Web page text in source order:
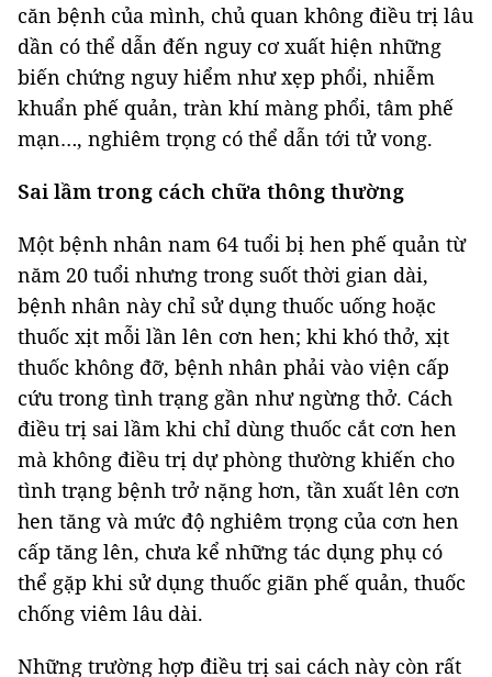
căn bệnh của mình, chủ quan không điều trị lâu
dần có thể dẫn đến nguy cơ xuất hiện những
biến chứng nguy hiểm như xẹp phổi, nhiễm
khuẩn phế quản, tràn khí màng phổi, tâm phế
mạn…, nghiêm trọng có thể dẫn tới tử vong.
Sai lầm trong cách chữa thông thường
Một bệnh nhân nam 64 tuổi bị hen phế quản từ
năm 20 tuổi nhưng trong suốt thời gian dài,
bệnh nhân này chỉ sử dụng thuốc uống hoặc
thuốc xịt mỗi lần lên cơn hen; khi khó thở, xịt
thuốc không đỡ, bệnh nhân phải vào viện cấp
cứu trong tình trạng gần như ngừng thở. Cách
điều trị sai lầm khi chỉ dùng thuốc cắt cơn hen
mà không điều trị dự phòng thường khiến cho
tình trạng bệnh trở nặng hơn, tần xuất lên cơn
hen tăng và mức độ nghiêm trọng của cơn hen
cấp tăng lên, chưa kể những tác dụng phụ có
thể gặp khi sử dụng thuốc giãn phế quản, thuốc
chống viêm lâu dài.
Những trường hợp điều trị sai cách này còn rất